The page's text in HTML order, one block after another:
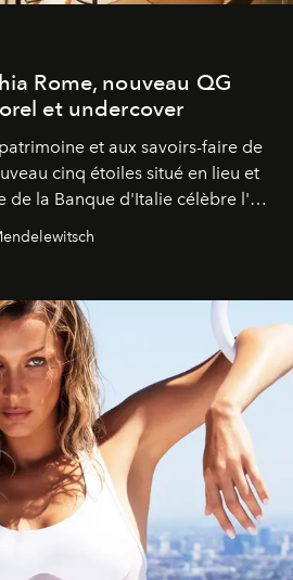
Rome, nouveau QG
et undercover
et aux savoirs-faire de
cinq étoiles situé en lieu et
de la Banque d'Italie célèbre l'art